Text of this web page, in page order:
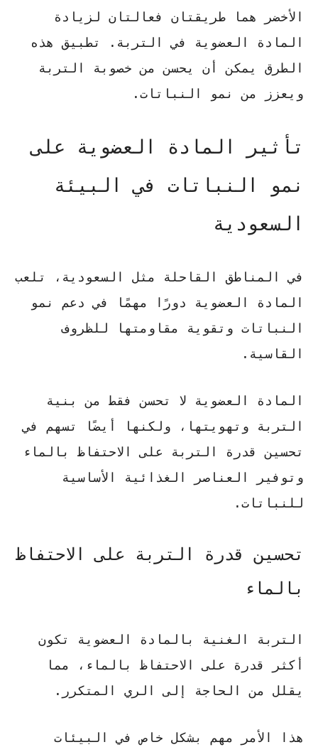
الأخضر هما طريقتان فعالتان لزيادة
المادة العضوية في التربة.
تطبيق هذه
الطرق يمكن أن يحسن من خصوبة التربة
ويعزز من نمو النباتات.
تأثير المادة العضوية على
نمو النباتات في البيئة
السعودية
في المناطق القاحلة مثل السعودية، تلعب
المادة العضوية دورًا مهمًا في دعم نمو
النباتات وتقوية مقاومتها للظروف
القاسية.
المادة العضوية لا تحسن فقط من بنية
التربة وتهويتها، ولكنها أيضًا تسهم في
تحسين قدرة التربة على الاحتفاظ بالماء
وتوفير العناصر الغذائية الأساسية
للنباتات.
تحسين قدرة التربة على الاحتفاظ
بالماء
التربة الغنية بالمادة العضوية تكون
أكثر قدرة على الاحتفاظ بالماء، مما
يقلل من الحاجة إلى الري المتكرر.
هذا الأمر مهم بشكل خاص في البيئات